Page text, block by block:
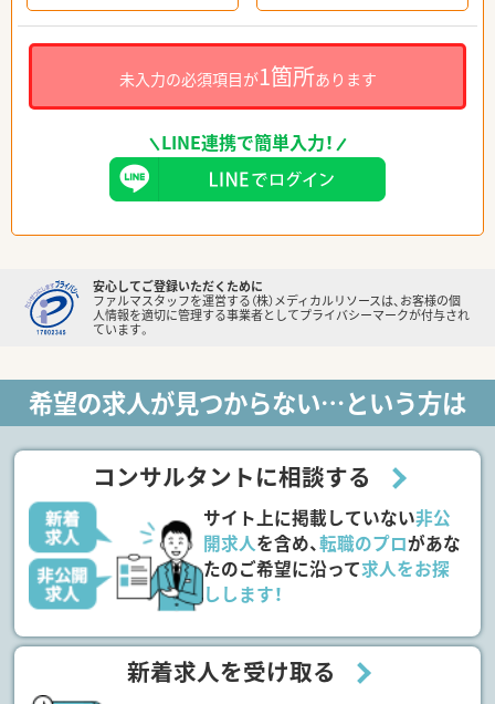
未入力の必須項目が1箇所あります
LINE連携で簡単入力！
安心してご登録いただくために
ファルマスタッフを運営する（株）メディカルリソースは、お客様の個
人情報を適切に管理する事業者としてプライバシーマークが付与され
ています。
希望の求人が見つからない…という方は
コンサルタントに相談する
サイト上に掲載していない非公
開求人を含め、転職のプロがあな
たのご希望に沿って求人をお探
しします！
新着求人を受け取る